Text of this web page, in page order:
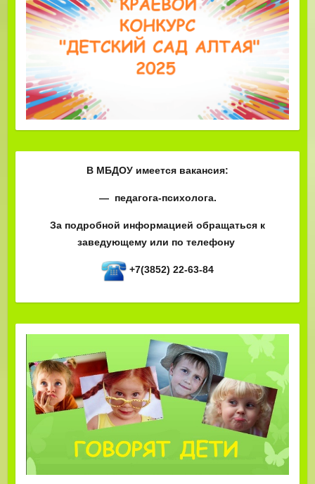
В МБДОУ имеется вакансия:
— педагога-психолога.
За подробной информацией обращаться к
заведующему или по телефону
+7(3852) 22-63-84